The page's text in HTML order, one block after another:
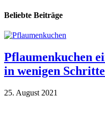
Beliebte Beiträge
Pflaumenkuchen
in wenigen
25. August 2021